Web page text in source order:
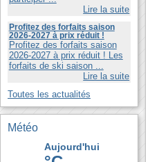
Lire la suite
Profitez des forfaits saison
2026-2027 à prix réduit !
Profitez des forfaits saison
2026-2027 à prix réduit ! Les
forfaits de ski saison ...
Lire la suite
Toutes les actualités
Météo
Aujourd'hui